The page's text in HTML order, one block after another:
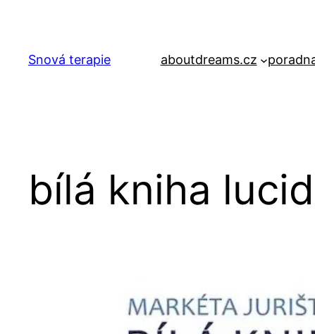
obsahSnová terapie aboutdreams.cz
bílá kniha